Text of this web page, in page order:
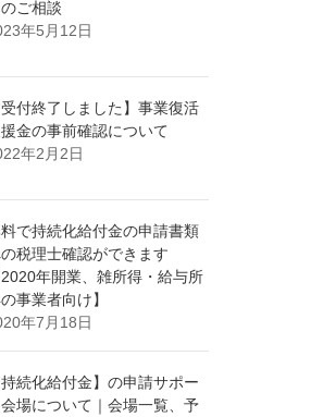
ご相談
年5月12日
受付終了しました】事業復活
金の事前確認について
年2月2日
で持続化給付金の申請書類
税理士確認ができます
2020年開業、雑所得・給与所
事業者向け】
年7月18日
持続化給付金】の申請サポー
会場について｜会場一覧、予